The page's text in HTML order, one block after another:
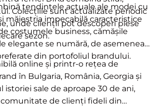
Colecțiile sunt actualizate periodic
unde clienții pot descoperi piese
sezon.
tendințele actuale ale modei cu
măiestria impecabilă caracteristice
costumele business, cămășile
elegante se numără, de asemenea,
din portofoliul brandului.
online și printr-o rețea de
în Bulgaria, România, Georgia și
istoriei sale de aproape 30 de ani,
comunitate de clienți fideli din